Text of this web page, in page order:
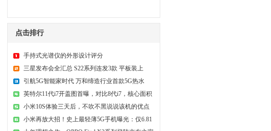
点击排行
手持式光谱仪的外形设计评分
三星发布会全汇总 S22系列连发3款 平板装上
引航5G智能家时代 万和缔造行业首款5G热水
英特尔11代i7开盖图首曝，对比8代i7，核心面积
小米10S体验三天后，不吹不黑说说该机的优点
小米再放大招！史上最轻薄5G手机曝光：仅6.81